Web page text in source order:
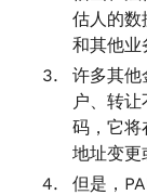
估人的数
和其他业
许多其他
户、转
码，它将
地址变更
但是，